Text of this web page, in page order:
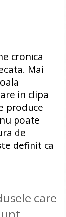
cronica
Mai
in clipa
produce
poate
de
definit ca
care